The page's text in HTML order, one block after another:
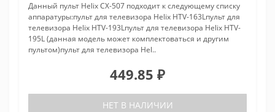
Данный пульт Helix CX-507 подходит к следующему списку
аппаратуры:пульт для телевизора Helix HTV-163Lпульт для
телевизора Helix HTV-193Lпульт для телевизора Helix HTV-
195L (данная модель может комплектоваться и другим
пультом)пульт для телевизора Hel..
449.85 ₽
НЕТ В НАЛИЧИИ